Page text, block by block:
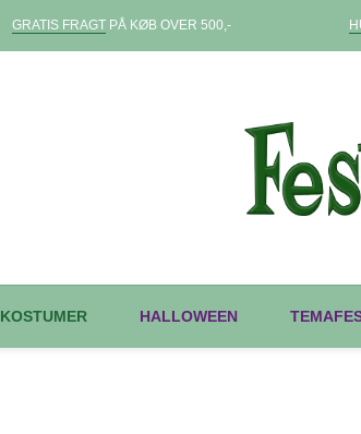
GRATIS FRAGTPÅ KØB OVER 500,-
KOSTUMER HALLOWEEN